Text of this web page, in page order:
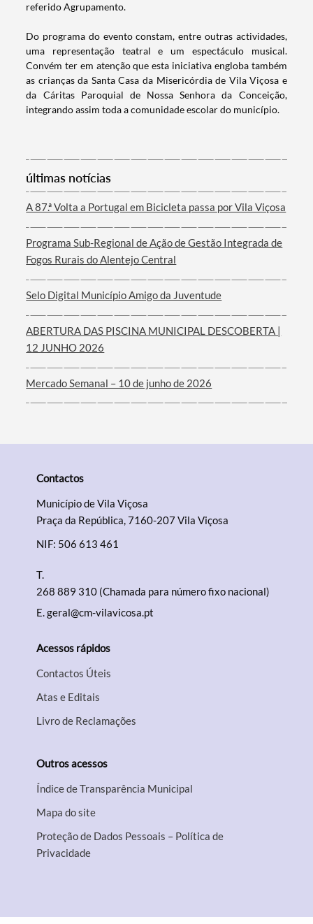
Termo de Pesquisa
Categorias gerais
referido Agrupamento.
Do programa do evento constam, entre outras actividades,
uma representação teatral e um espectáculo musical.
Convém ter em atenção que esta iniciativa engloba também
as crianças da Santa Casa da Misericórdia de Vila Viçosa e
da Cáritas Paroquial de Nossa Senhora da Conceição,
integrando assim toda a comunidade escolar do município.
últimas notícias
A 87.ª Volta a Portugal em Bicicleta passa por Vila Viçosa
Programa Sub-Regional de Ação de Gestão Integrada de
Fogos Rurais do Alentejo Central
Selo Digital Município Amigo da Juventude
ABERTURA DAS PISCINA MUNICIPAL DESCOBERTA |
12 JUNHO 2026
Mercado Semanal – 10 de junho de 2026
Contactos
Município de Vila Viçosa
Praça da República, 7160-207 Vila Viçosa
NIF: 506 613 461
T.
268 889 310 (Chamada para número fixo nacional)
E.geral@cm-vilavicosa.pt
Acessos rápidos
Contactos Úteis
Atas e Editais
Livro de Reclamações
Outros acessos
Índice de Transparência Municipal
Mapa do site
Proteção de Dados Pessoais – Política de
Privacidade